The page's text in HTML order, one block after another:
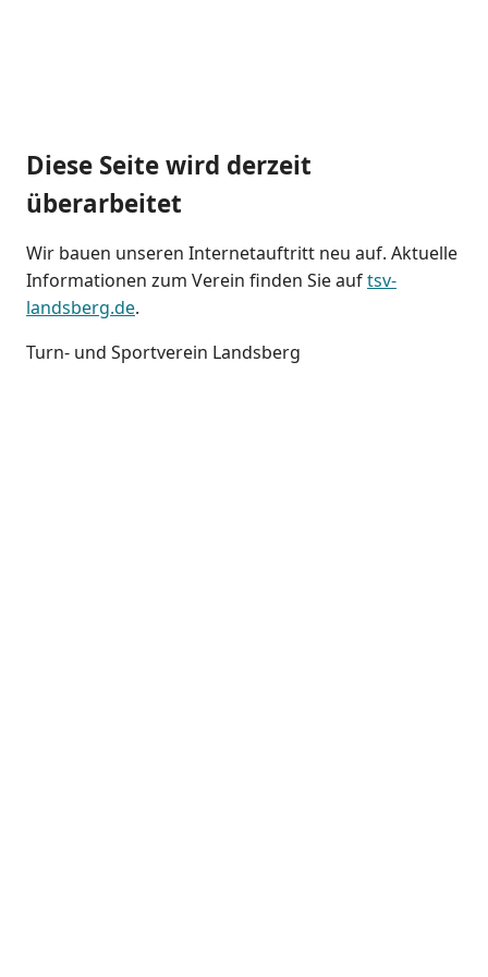
Diese Seite wird derzeit
überarbeitet
Wir bauen unseren Internetauftritt neu auf. Aktuelle
Informationen zum Verein finden Sie auftsv-
landsberg.de.
Turn- und Sportverein Landsberg